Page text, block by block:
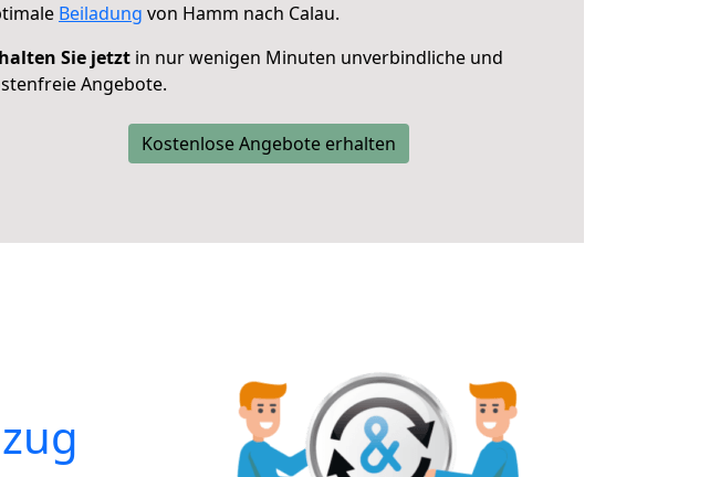
Beiladung von Hamm nach Calau.
Sie jetzt in nur wenigen Minuten unverbindliche und
Angebote.
Kostenlose Angebote erhalten